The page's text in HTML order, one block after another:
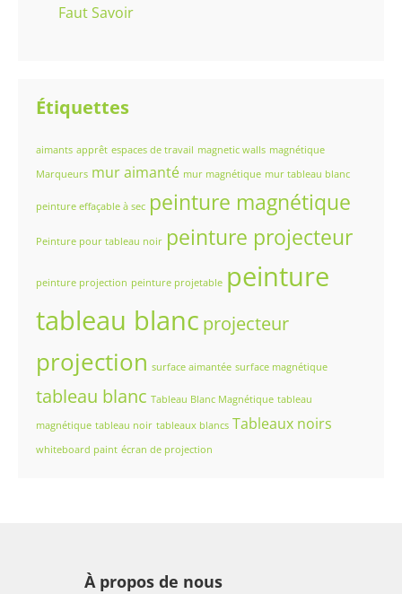
Faut Savoir
Étiquettes
aimants apprêt espaces de travail magnetic walls magnétique
Marqueurs mur aimanté mur magnétique mur tableau blanc
peinture effaçable à sec peinture magnétique
Peinture pour tableau noir peinture projecteur
peinture projection peinture projetable peinture
tableau blanc projecteur
projection surface aimantée surface magnétique
tableau blanc Tableau Blanc Magnétique tableau
magnétique tableau noir tableaux blancs Tableaux noirs
whiteboard paint écran de projection
À propos de nous